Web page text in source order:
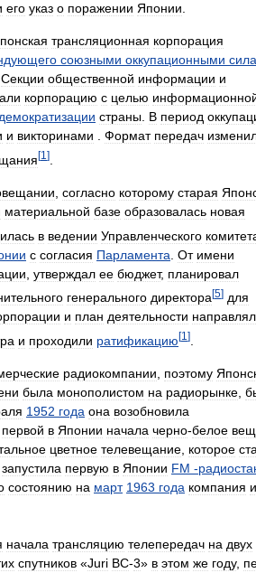
его указ о поражении Японии.
трансляционная корпорация
союзными оккупационными
Секции общественной информации и
корпорацию с целью
страны. В период
и викторинами . Формат передач
[1 ]
согласно которому старая
материальной базе образовалась новая
в ведении Управленческого
с согласия Парламента От имени
утверждал ее бюджет, планировал
генерального директора[5] для
и план деятельности
и проходили ратификацию [1 ]
радиокомпании поэтому
была монополистом на радиорынке
1952 года она возобновила
первой в Японии начала черно-белое
цветное телевещание которое
запустила первую в Японии FM -
состоянию на март 1963 года компания
начала трансляцию телепередач на двух
спутников «Juri BC-3» в этом же году,